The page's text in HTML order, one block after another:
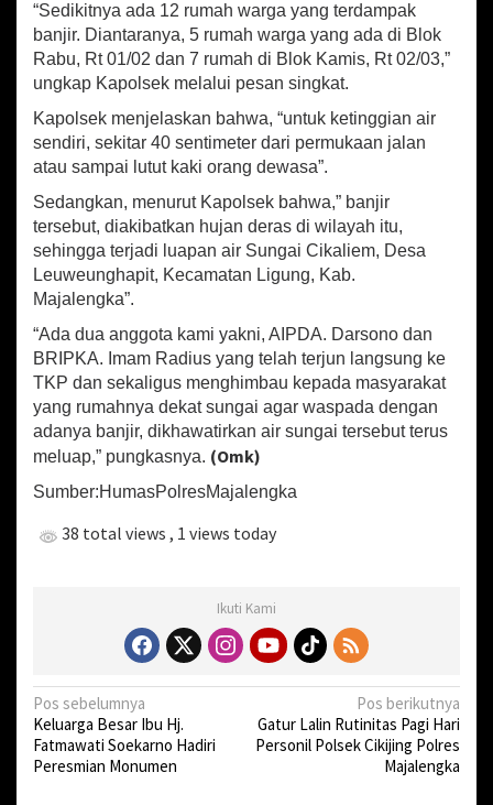
m
B
a
n
i
r
“Sedikitnya ada 12 rumah warga yang terdampak
banjir. Diantaranya, 5 rumah warga yang ada di Blok
Rabu, Rt 01/02 dan 7 rumah di Blok Kamis, Rt 02/03,”
ungkap Kapolsek melalui pesan singkat.
Kapolsek menjelaskan bahwa, “untuk ketinggian air
sendiri, sekitar 40 sentimeter dari permukaan jalan
atau sampai lutut kaki orang dewasa”.
Sedangkan, menurut Kapolsek bahwa,” banjir
tersebut, diakibatkan hujan deras di wilayah itu,
sehingga terjadi luapan air Sungai Cikaliem, Desa
Leuweunghapit, Kecamatan Ligung, Kab.
Majalengka”.
“Ada dua anggota kami yakni, AIPDA. Darsono dan
BRIPKA. Imam Radius yang telah terjun langsung ke
TKP dan sekaligus menghimbau kepada masyarakat
yang rumahnya dekat sungai agar waspada dengan
adanya banjir, dikhawatirkan air sungai tersebut terus
meluap,” pungkasnya. (Omk)
Sumber:HumasPolresMajalengka
38 total views , 1 views today
Ikuti Kami
N
a
v
Pos sebelumnya
Keluarga Besar Ibu Hj.
Fatmawati Soekarno Hadiri
Peresmian Monumen
Pos berikutnya
Gatur Lalin Rutinitas Pagi Hari
Personil Polsek Cikijing Polres
Majalengka